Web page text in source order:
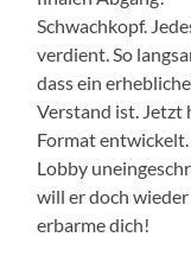
Schwachkopf.
verdient. So
dass ein
Verstand ist. Jetzt
Format
Lobby
will er doch
erbarme dich!